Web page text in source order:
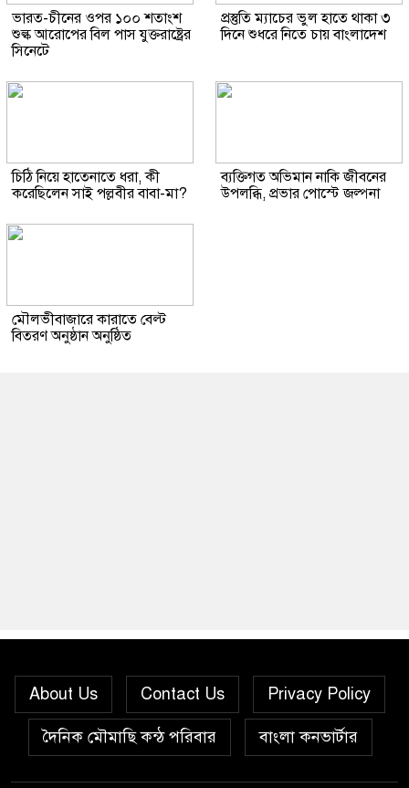
ভারত-চীনের ওপর ১০০ শতাংশ
শুল্ক আরোপের বিল পাস যুক্তরাষ্ট্রের
সিনেটে
প্রস্তুতি ম্যাচের ভুল হাতে থাকা ৩
দিনে শুধরে নিতে চায় বাংলাদেশ
চিঠি নিয়ে হাতেনাতে ধরা, কী
করেছিলেন সাই পল্লবীর বাবা-মা?
ব্যক্তিগত অভিমান নাকি জীবনের
উপলব্ধি, প্রভার পোস্টে জল্পনা
মৌলভীবাজারে কারাতে বেল্ট
বিতরণ অনুষ্ঠান অনুষ্ঠিত
About Us Contact Us Privacy Policy
দৈনিক মৌমাছি কন্ঠ পরিবার বাংলা কনভার্টার